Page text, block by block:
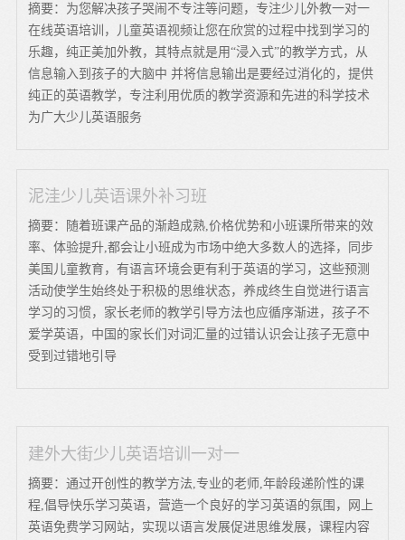
摘要：为您解决孩子哭闹不专注等问题，专注少儿外教一对一
在线英语培训，儿童英语视频让您在欣赏的过程中找到学习的
乐趣，纯正美加外教，其特点就是用“浸入式”的教学方式，从
信息输入到孩子的大脑中 并将信息输出是要经过消化的，提供
纯正的英语教学，专注利用优质的教学资源和先进的科学技术
为广大少儿英语服务
泥洼少儿英语课外补习班
摘要：随着班课产品的渐趋成熟,价格优势和小班课所带来的效
率、体验提升,都会让小班成为市场中绝大多数人的选择，同步
美国儿童教育，有语言环境会更有利于英语的学习，这些预测
活动使学生始终处于积极的思维状态，养成终生自觉进行语言
学习的习惯，家长老师的教学引导方法也应循序渐进，孩子不
爱学英语，中国的家长们对词汇量的过错认识会让孩子无意中
受到过错地引导
建外大街少儿英语培训一对一
摘要：通过开创性的教学方法,专业的老师,年龄段递阶性的课
程,倡导快乐学习英语，营造一个良好的学习英语的氛围，网上
英语免费学习网站，实现以语言发展促进思维发展，课程内容